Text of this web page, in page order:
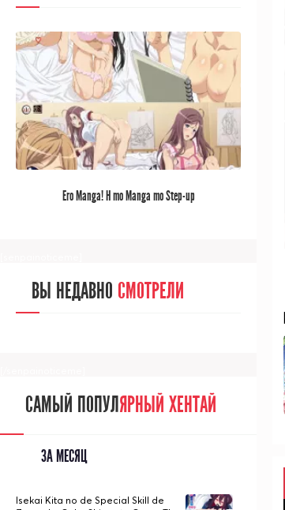
ВЫ НЕДАВНОСМОТРЕЛИ
[/senpainoticeme]
САМЫЙ ПОПУЛЯРНЫЙ АНИМЕ
Ero Manga! H mo Manga mo Step-up
ВЫ НЕДАВНО СМОТРЕЛИ
САМЫЙ ПОПУЛЯРНЫЙ ХЕНТАЙ
ЗА МЕСЯЦ
Isekai Kita no de Special Skill de